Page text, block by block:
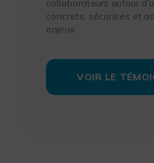
collaborateurs autour
concrets, sécurisés et
enjeux.
VOIR LE